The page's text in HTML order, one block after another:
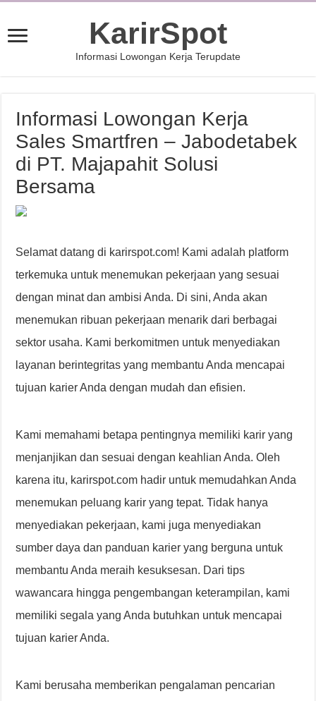
KarirSpot
Informasi Lowongan Kerja Terupdate
Informasi Lowongan Kerja
Sales Smartfren – Jabodetabek
di PT. Majapahit Solusi
Bersama
Selamat datang di karirspot.com! Kami adalah platform
terkemuka untuk menemukan pekerjaan yang sesuai
dengan minat dan ambisi Anda. Di sini, Anda akan
menemukan ribuan pekerjaan menarik dari berbagai
sektor usaha. Kami berkomitmen untuk menyediakan
layanan berintegritas yang membantu Anda mencapai
tujuan karier Anda dengan mudah dan efisien.
Kami memahami betapa pentingnya memiliki karir yang
menjanjikan dan sesuai dengan keahlian Anda. Oleh
karena itu, karirspot.com hadir untuk memudahkan Anda
menemukan peluang karir yang tepat. Tidak hanya
menyediakan pekerjaan, kami juga menyediakan
sumber daya dan panduan karier yang berguna untuk
membantu Anda meraih kesuksesan. Dari tips
wawancara hingga pengembangan keterampilan, kami
memiliki segala yang Anda butuhkan untuk mencapai
tujuan karier Anda.
Kami berusaha memberikan pengalaman pencarian